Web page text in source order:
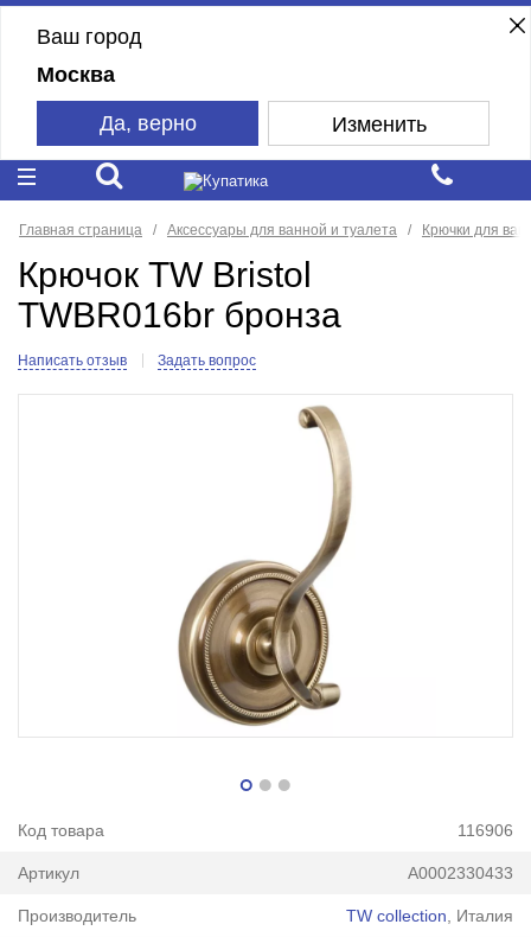
Ваш город
Москва
Да, верно Изменить
Главная страница Аксессуары для ванной и туалета Крючки для
Крючок TW Bristol
TWBR016br бронза
Написать отзыв Задать вопрос
Код товара 116906
Артикул А0002330433
Производитель TW collection , Италия